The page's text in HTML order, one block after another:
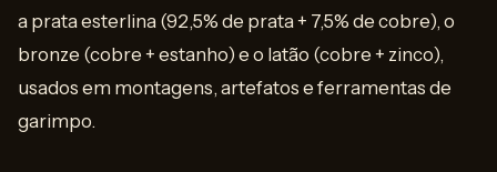
a prata esterlina (92,5% de prata + 7,5% de cobre), o
bronze (cobre + estanho) e o latão (cobre + zinco),
usados em montagens, artefatos e ferramentas de
garimpo.